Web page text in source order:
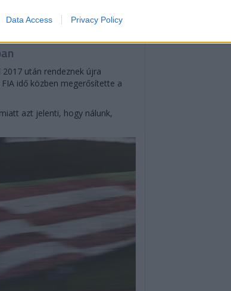
Data Access Privacy Policy
után rendeznek újra
idő közben megerősítette a
azt jelenti, hogy nálunk,